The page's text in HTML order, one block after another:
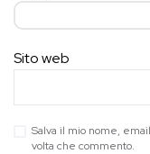
Sito web
Salva il mio nome,
volta che commento.